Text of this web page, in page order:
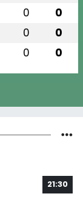
0 0
0 0
0 0
21:30